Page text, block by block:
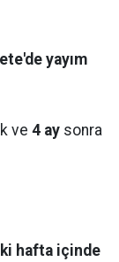
yayım
ve 4 ay sonra
hafta içinde